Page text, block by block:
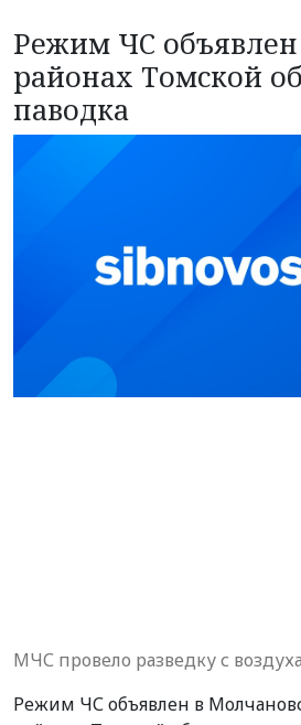
Режим ЧС объявлен
районах Томской
паводка
МЧС провело разведку с воздуха
Режим ЧС объявлен в